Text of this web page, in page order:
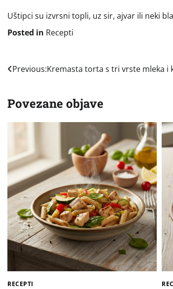
Uštipci su izvrsni topli, uz sir, ajvar ili neki
Posted in Recepti
Navigacija
Previous:Kremasta torta s tri vrste mleka i
Povezane objave
RECEPTI